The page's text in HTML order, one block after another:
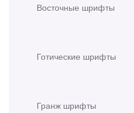
Восточные шрифты
Готические шрифты
Гранж шрифты